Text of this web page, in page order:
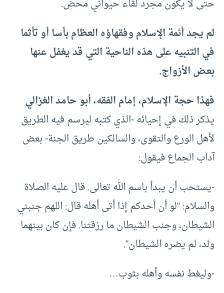
حتى لا يكون مجرد لقاء حيواني محض.
لم يجد أئمة الإسلام وفقهاؤه العظام بأسا أو تأثما
في التنبيه على هذه الناحية التي قد يغفل عنها
بعض الأزواج.
فهذا حجة الإسلام، إمام الفقه، أبو حامد الغزالي
يذكر ذلك في إحيائه -الذي كتبه ليرسم فيه الطريق
لأهل الورع والتقوى، والسالكين طريق الجنة- بعض
آداب الجماع فيقول:
-يستحب أن يبدأ باسم الله تعالى. قال عليه الصلاة
والسلام: “لو أن أحدكم إذا أتى أهله قال: اللهم جنبني
الشيطان، وجنب الشيطان ما رزقتنا. فإن كان بينهما
ولد، لم يضره الشيطان”.
-وليغط نفسه وأهله بثوب…